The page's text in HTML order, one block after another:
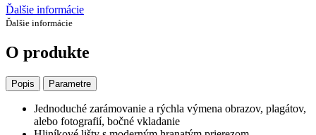
Ďalšie informácie
Ďalšie informácie
O produkte
Popis Parametre
Jednoduché zarámovanie a rýchla výmena obrazov, plagátov,
alebo fotografií, bočné vkladanie